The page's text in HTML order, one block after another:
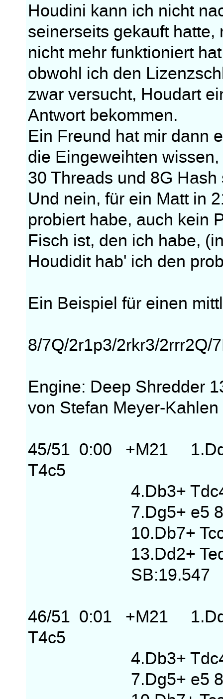
Houdini kann ich nicht
seinerseits gekauft
nicht mehr funktioniert
obwohl ich den
zwar versucht, Houdart
Antwort bekommen.
Ein Freund hat mir dann
die Eingeweihten
30 Threads und 8G Hash
Und nein, für ein Matt in
probiert habe, auch kein
Fisch ist, den ich habe,
Houdidit hab' ich den
Ein Beispiel für einen
8/7Q/2r1p3/2rkr3/2rrr2Q/
Engine: Deep Shredder
von Stefan Meyer-Kahlen
45/51 0:00 +M21
T4c5
4.Db3+ Tdc4
7.Dg5+ e5
10.Db7+ Tcc6
13.Dd2+ Ted4
SB:19.547
46/51 0:01 +M21
T4c5
4.Db3+ Tdc4
7.Dg5+ e5